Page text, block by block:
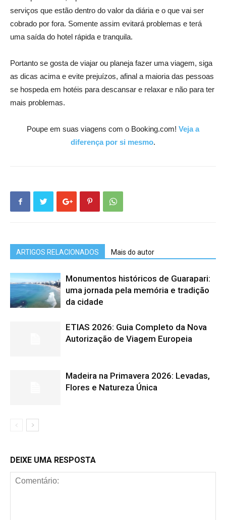
serviços que estão dentro do valor da diária e o que vai ser
cobrado por fora. Somente assim evitará problemas e terá
uma saída do hotel rápida e tranquila.
Portanto se gosta de viajar ou planeja fazer uma viagem, siga
as dicas acima e evite prejuízos, afinal a maioria das pessoas
se hospeda em hotéis para descansar e relaxar e não para ter
mais problemas.
Poupe em suas viagens com o Booking.com! Veja a
diferença por si mesmo.
ARTIGOS RELACIONADOS Mais do autor
Monumentos históricos de Guarapari:
uma jornada pela memória e tradição
da cidade
ETIAS 2026: Guia Completo da Nova
Autorização de Viagem Europeia
Madeira na Primavera 2026: Levadas,
Flores e Natureza Única
DEIXE UMA RESPOSTA